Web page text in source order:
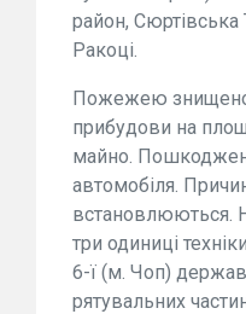
район, Сюртівська
Ракоці.
Пожежею знищено
прибудови на
майно.
автомобіля.
встановлюються.
три одиниці
6-ї (м. Чоп)
рятувальних